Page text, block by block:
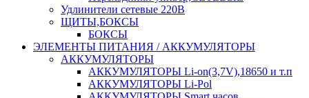
Удлинители сетевые 220В
ЩИТЫ,БОКСЫ
БОКСЫ
ЭЛЕМЕНТЫ ПИТАНИЯ / АККУМУЛЯТОРЫ
АККУМУЛЯТОРЫ
АККУМУЛЯТОРЫ Li-on(3,7V),18650 и т.п
АККУМУЛЯТОРЫ Li-Pol